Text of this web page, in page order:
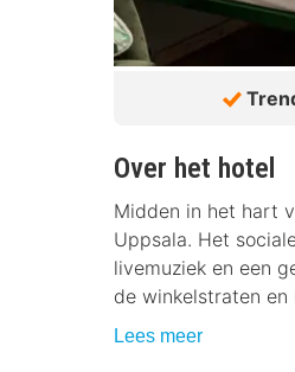
Over het hotel
Midden in het hart
Uppsala. Het
livemuziek en een
de winkelstraten en
Lees meer